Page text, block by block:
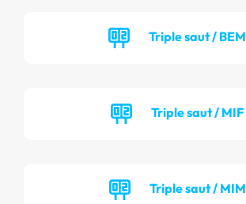
Triple saut / BEM
Triple saut / MIF
Triple saut / MIM